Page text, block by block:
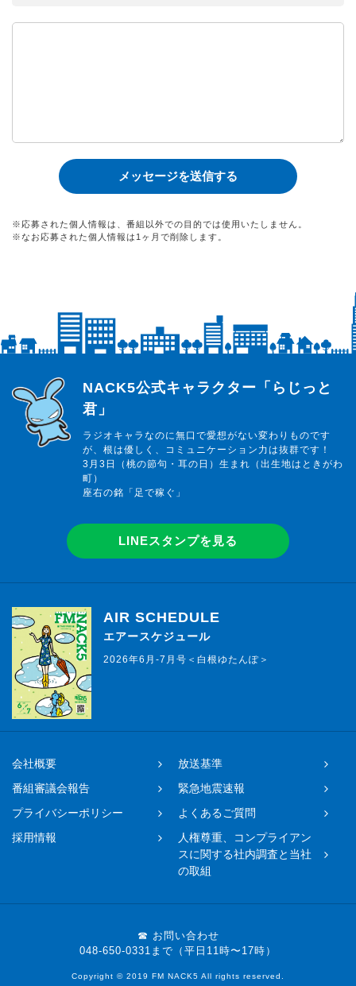
※応募された個人情報は、番組以外での目的では使用いたしません。
※なお応募された個人情報は1ヶ月で削除します。
らじっと君
NACK5公式キャラクター「らじっと
君」
ラジオキャラなのに無口で愛想がない変わりものです
が、根は優しく、コミュニケーション力は抜群です！
3月3日（桃の節句・耳の日）生まれ（出生地はときがわ
町）
座右の銘「足で稼ぐ」
LINEスタンプを見る
AIR SCHEDULE
エアースケジュール
2026年6月-7月号＜白根ゆたんぽ＞
会社概要
放送基準
番組審議会報告
緊急地震速報
プライバシーポリシー
よくあるご質問
採用情報
人権尊重、コンプライアン
スに関する社内調査と当社
の取組
☎ お問い合わせ
048-650-0331まで（平日11時〜17時）
Copyright © 2019 FM NACK5 All rights reserved.